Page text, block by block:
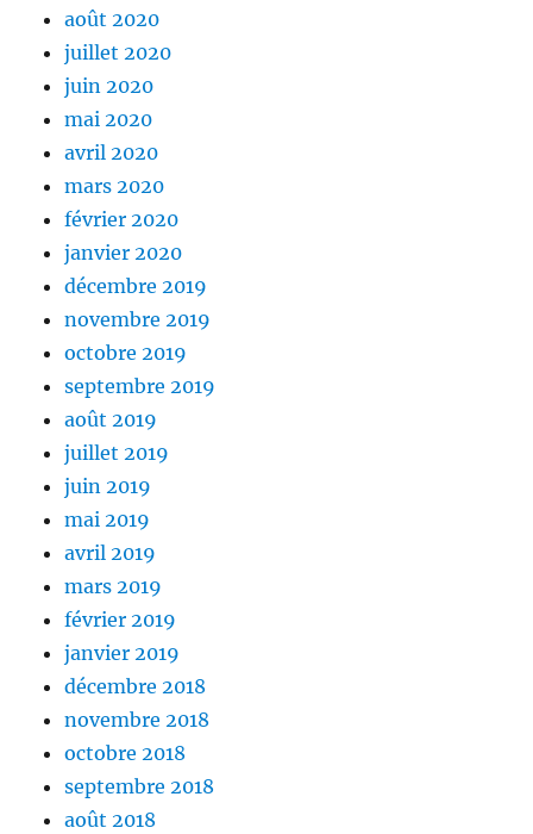
août 2020
juillet 2020
juin 2020
mai 2020
avril 2020
mars 2020
février 2020
janvier 2020
décembre 2019
novembre 2019
octobre 2019
septembre 2019
août 2019
juillet 2019
juin 2019
mai 2019
avril 2019
mars 2019
février 2019
janvier 2019
décembre 2018
novembre 2018
octobre 2018
septembre 2018
août 2018